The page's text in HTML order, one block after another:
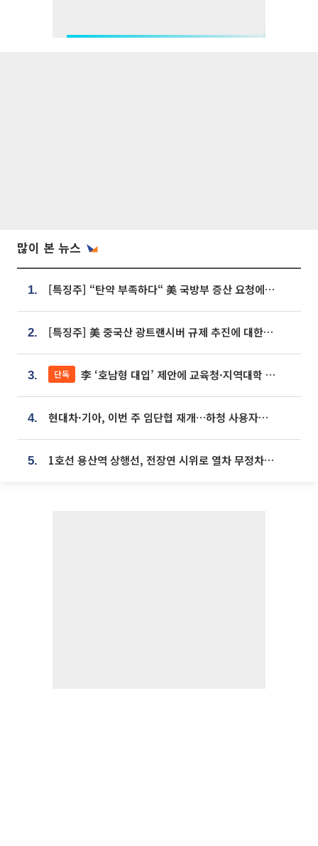
많이 본 뉴스
1. [특징주] “탄약 부족하다“ 美 국방부 증산 요청에⋯국내 방산주 급등세
2. [특징주] 美 중국산 광트랜시버 규제 추진에 대한광통신 등 광통신株 강세
3. 단독 李 ‘호남형 대입’ 제안에 교육청·지역대학 서·논술형 입시 연계 '착수'
4. 현대차·기아, 이번 주 임단협 재개…하청 사용자성 재심도 ‘변수’
5. 1호선 용산역 상행선, 전장연 시위로 열차 무정차 운행